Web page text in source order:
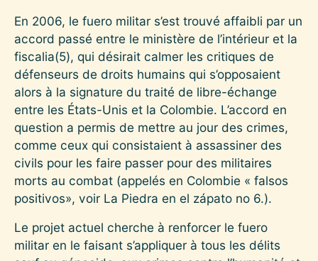
En 2006, le fuero militar s’est trouvé affaibli par un
accord passé entre le ministère de l’intérieur et la
fiscalia(5), qui désirait calmer les critiques de
défenseurs de droits humains qui s’opposaient
alors à la signature du traité de libre-échange
entre les États-Unis et la Colombie. L’accord en
question a permis de mettre au jour des crimes,
comme ceux qui consistaient à assassiner des
civils pour les faire passer pour des militaires
morts au combat (appelés en Colombie « falsos
positivos», voir La Piedra en el zápato no 6.).
Le projet actuel cherche à renforcer le fuero
militar en le faisant s’appliquer à tous les délits